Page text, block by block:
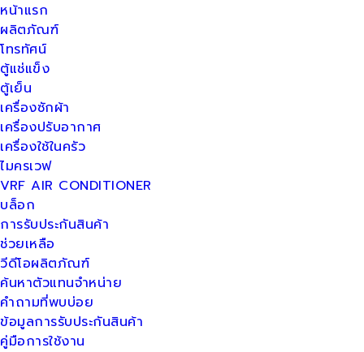
หน้าแรก
ผลิตภัณฑ์
โทรทัศน์
ตู้แช่แข็ง
ตู้เย็น
เครื่องซักผ้า
เครื่องปรับอากาศ
เครื่องใช้ในครัว
ไมครเวฟ
VRF AIR CONDITIONER
บล็อก
การรับประกันสินค้า
ช่วยเหลือ
วีดีโอผลิตภัณฑ์
ค้นหาตัวแทนจำหน่าย
คำถามที่พบบ่อย
ข้อมูลการรับประกันสินค้า
คู่มือการใช้งาน